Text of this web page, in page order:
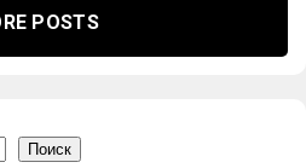
POSTS
Поиск